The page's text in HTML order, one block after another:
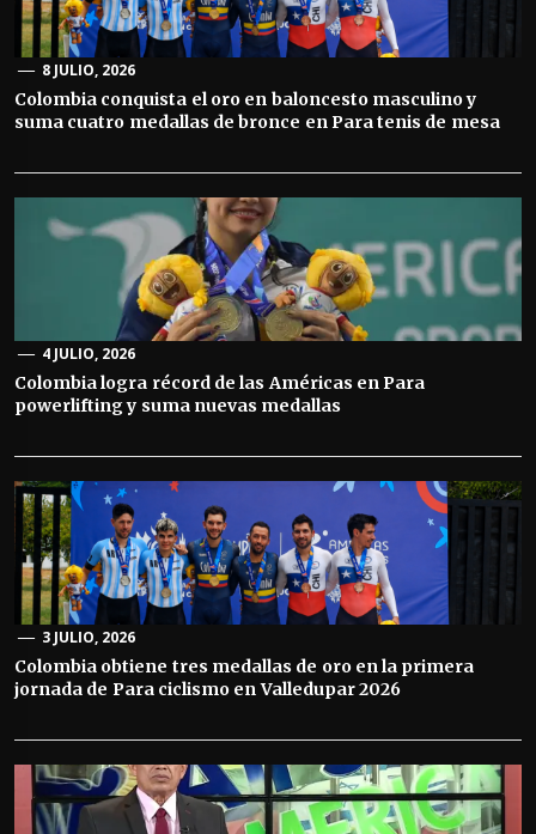
8 JULIO, 2026
Colombia conquista el oro en baloncesto masculino y
suma cuatro medallas de bronce en Para tenis de mesa
4 JULIO, 2026
Colombia logra récord de las Américas en Para
powerlifting y suma nuevas medallas
3 JULIO, 2026
Colombia obtiene tres medallas de oro en la primera
jornada de Para ciclismo en Valledupar 2026